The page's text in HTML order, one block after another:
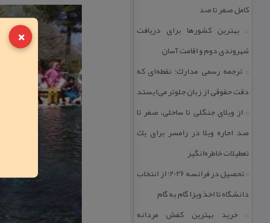
×
كامل صفر تا صد
:: بهترین كشورها برای دریافت
شهروندی دوم و اقامت آسان
:: ترجمه رسمی مدارك؛ نقطه‌ای كه
دقت حقوقی از زبان جلوتر می‌ایستد
:: از ویلای جنگلی تا ساحلی، صفر تا
صد اجاره ویلا در رامسر برای یك
تعطیلات خاطره‌انگیز
::
تحصیل در فرانسه 2026؛ از انتخاب
دانشگاه تا اخذ ویزا گام به گام
::خرید بهترین كفش مردانه